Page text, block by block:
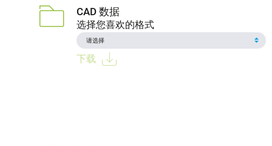
CAD 数据
选择您喜欢的格式
下载